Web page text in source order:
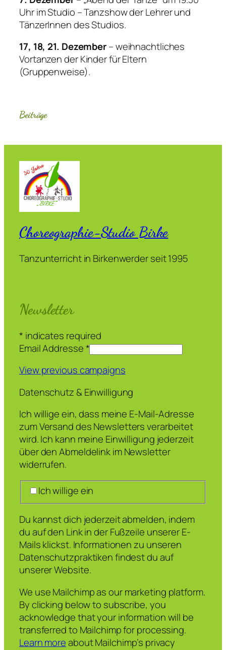
Uhr im Studio – Tanzshow der Lehrer und
TänzerInnen des Studios.
17, 18, 21. Dezember– weihnachtliches
Vortanzen der Kinder für Eltern
(Gruppenweise).
Beiträge
Choreographie-Studio Birke
Tanzunterricht in Birkenwerder seit 1995
Newsletter
* indicates required
Email Addresse*
View previous campaigns
Datenschutz & Einwilligung
Ich willige ein, dass meine E-Mail-Adresse
zum Versand des Newsletters verarbeitet
wird. Ich kann meine Einwilligung jederzeit
über den Abmeldelink im Newsletter
widerrufen.
Ich willige ein
Du kannst dich jederzeit abmelden, indem
du auf den Link in der Fußzeile unserer E-
Mails klickst. Informationen zu unseren
Datenschutzpraktiken findest du auf
unserer Website.
We use Mailchimp as our marketing platform.
By clicking below to subscribe, you
acknowledge that your information will be
transferred to Mailchimp for processing.
Learn moreabout Mailchimp’s privacy